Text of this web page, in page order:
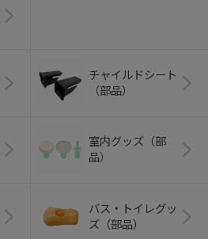
チャイルドシート
（部品）
室内グッズ（部
品）
バス・トイレグッ
ズ（部品）